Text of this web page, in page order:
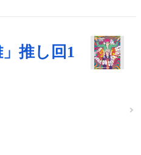
推し回1